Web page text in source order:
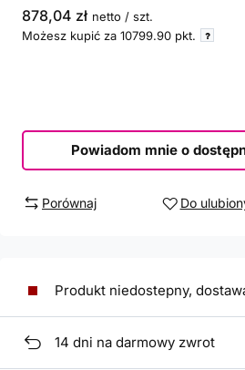
878,04 zł netto / szt.
Możesz kupić za 10799.90 pkt.
Powiadom mnie o
Porównaj Do
Produkt niedostepny,
14 dni na darmowy zwrot